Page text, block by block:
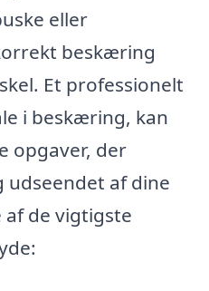
eller
beskæring
Et professionelt
i beskæring, kan
opgaver, der
af dine
af de vigtigste